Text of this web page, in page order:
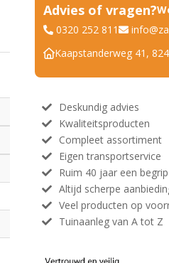
Advies of vragen?
0320 252 811
Kaapstanderweg 41,
Deskundig advies
Kwaliteitsproducten
Compleet assortiment
Eigen transportservice
Ruim 40 jaar een begrip
Altijd scherpe
Veel producten op
Tuinaanleg van A tot Z